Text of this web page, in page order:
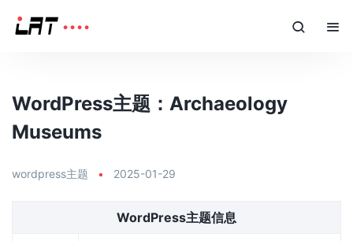
WordPress主题：Archaeology
Museums
wordpress主题 • 2025-01-29
WordPress主题信息